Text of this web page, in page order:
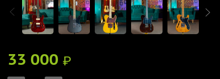
33 000 ₽